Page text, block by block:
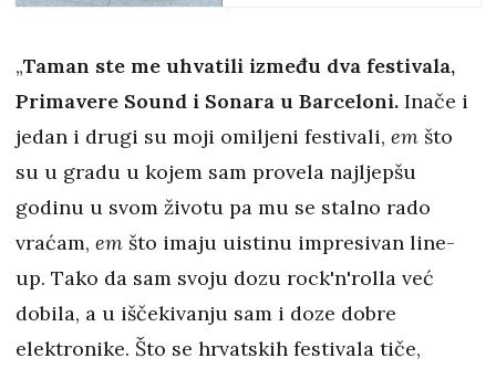
„Taman ste me uhvatili između dva festivala,
Primavere Sound i Sonara u Barceloni. Inače i
jedan i drugi su moji omiljeni festivali, em što
su u gradu u kojem sam provela najljepšu
godinu u svom životu pa mu se stalno rado
vraćam, em što imaju uistinu impresivan line-
up. Tako da sam svoju dozu rock'n'rolla već
dobila, a u iščekivanju sam i doze dobre
elektronike. Što se hrvatskih festivala tiče,